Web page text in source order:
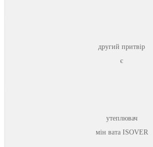
другий притвір
є
утеплювач
мін вата ISOVER